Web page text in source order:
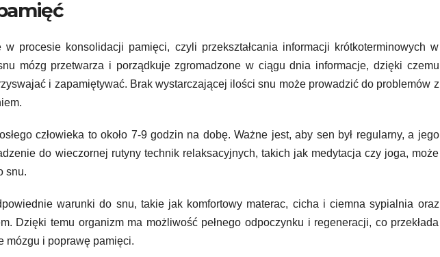
procesie konsolidacji pamięci, czyli przekształcania informacji krótkoterminowych w
mózg przetwarza i porządkuje zgromadzone w ciągu dnia informacje, dzięki czemu
i zapamiętywać. Brak wystarczającej ilości snu może prowadzić do problemów z
człowieka to około 7-9 godzin na dobę. Ważne jest, aby sen był regularny, a jego
do wieczornej rutyny technik relaksacyjnych, takich jak medytacja czy joga, może
snu.
warunki do snu, takie jak komfortowy materac, cicha i ciemna sypialnia oraz
Dzięki temu organizm ma możliwość pełnego odpoczynku i regeneracji, co przekłada
mózgu i poprawę pamięci.